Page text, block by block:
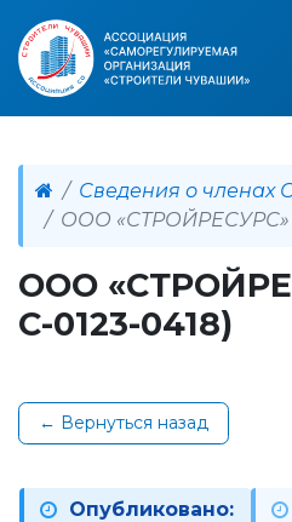
Сведения о членах
ООО «СТРОЙРЕСУРС»
ООО
С-0123-0418)
← Вернуться назад
Опубликовано: